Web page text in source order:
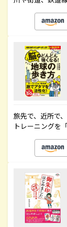
旅先で、近所で
トレーニングを